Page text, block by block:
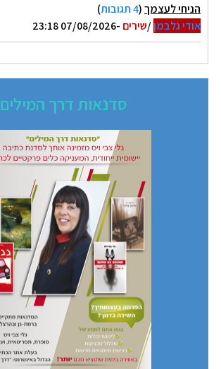
הניחי לעצמך(4 תגובות
)
אודי גלבמן/שירים -07/08/2026 23:18
סדנאות דרך המילים